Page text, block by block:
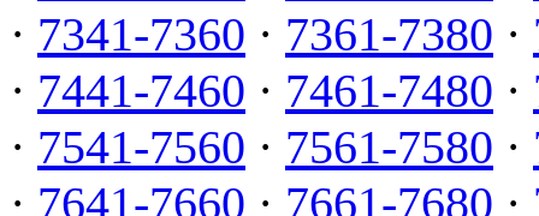
· 7341-7360 · 7361-7380 ·
· 7441-7460 · 7461-7480 ·
· 7541-7560 · 7561-7580 ·
· 7641-7660 · 7661-7680 ·